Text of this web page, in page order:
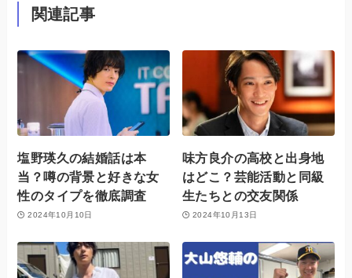
関連記事
塩野瑛久の結婚話は本
当？噂の背景と好きな女
性のタイプを徹底調査
2024年10月10日
味方良介の高校と出身地
はどこ？芸能活動と同級
生たちとの交友関係
2024年10月13日